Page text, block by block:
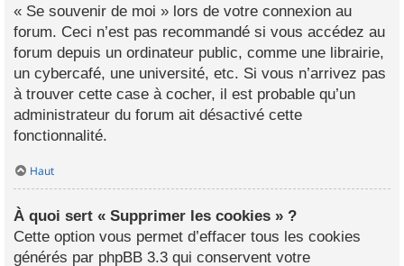
« Se souvenir de moi » lors de votre connexion au
forum. Ceci n’est pas recommandé si vous accédez au
forum depuis un ordinateur public, comme une librairie,
un cybercafé, une université, etc. Si vous n’arrivez pas
à trouver cette case à cocher, il est probable qu’un
administrateur du forum ait désactivé cette
fonctionnalité.
Haut
À quoi sert « Supprimer les cookies » ?
Cette option vous permet d’effacer tous les cookies
générés par phpBB 3.3 qui conservent votre